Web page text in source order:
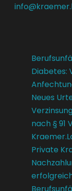
Diabetes:
Neues
nach § 91
Private